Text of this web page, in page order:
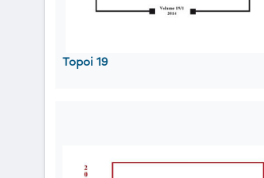
Topoi 19